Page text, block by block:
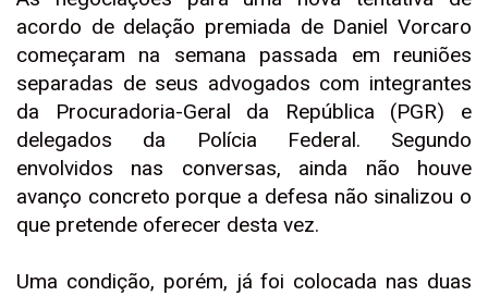
acordo de delação premiada de Daniel Vorcaro
começaram na semana passada em reuniões
separadas de seus advogados com integrantes
da Procuradoria-Geral da República (PGR) e
delegados da Polícia Federal. Segundo
envolvidos nas conversas, ainda não houve
avanço concreto porque a defesa não sinalizou o
que pretende oferecer desta vez.
Uma condição, porém, já foi colocada nas duas